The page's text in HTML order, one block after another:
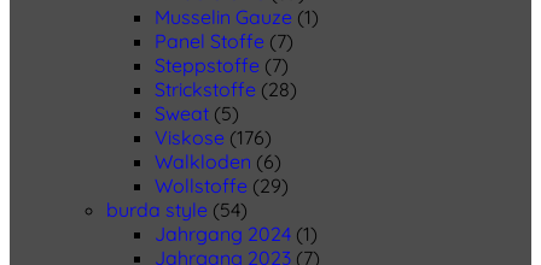
Musselin Gauze (1)
Panel Stoffe (7)
Steppstoffe (7)
Strickstoffe (28)
Sweat (5)
Viskose (176)
Walkloden (6)
Wollstoffe (29)
burda style (54)
Jahrgang 2024 (1)
Jahrgang 2023 (7)